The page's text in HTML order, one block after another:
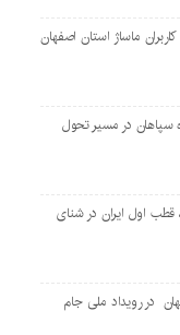
ماساژ استان اصفهان
سپاهان در مسیر تحول
تخصصی، قطب اول ایران در شنای
در رویداد ملی جام